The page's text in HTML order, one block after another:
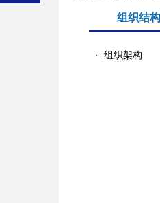
组织结构
・ 组织架构